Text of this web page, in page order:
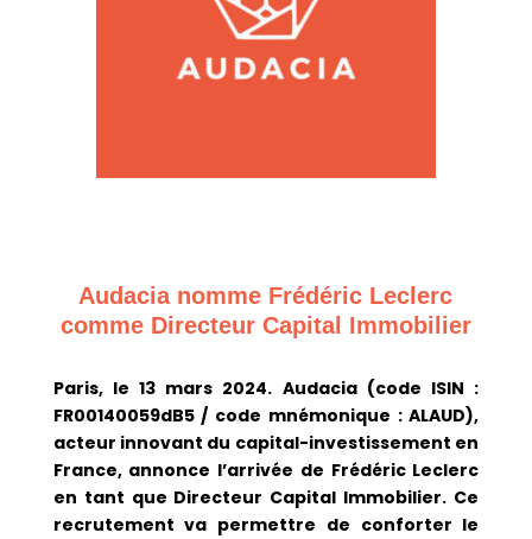
Audacia nomme Frédéric Leclerc
comme Directeur Capital Immobilier
Paris, le 13 mars 2024. Audacia (code ISIN :
FR00140059dB5 / code mnémonique : ALAUD),
acteur innovant du capital-investissement en
France, annonce l’arrivée de Frédéric Leclerc
en tant que Directeur Capital Immobilier. Ce
recrutement va permettre de conforter le